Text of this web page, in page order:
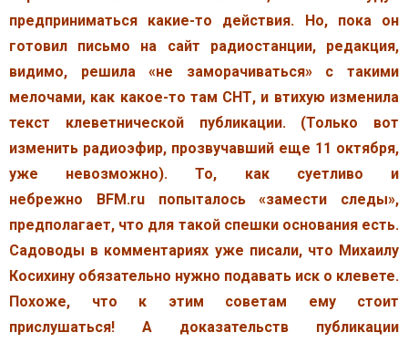
предприниматься какие-то действия. Но, пока он
готовил письмо на сайт радиостанции, редакция,
видимо, решила «не заморачиваться» с такими
мелочами, как какое-то там СНТ, и втихую изменила
текст клеветнической публикации. (Только вот
изменить радиоэфир, прозвучавший еще 11 октября,
уже невозможно). То, как суетливо и
небрежно BFM.ru попыталось «замести следы»,
предполагает, что для такой спешки основания есть.
Садоводы в комментариях уже писали, что Михаилу
Косихину обязательно нужно подавать иск о клевете.
Похоже, что к этим советам ему стоит
прислушаться! А доказательств публикации